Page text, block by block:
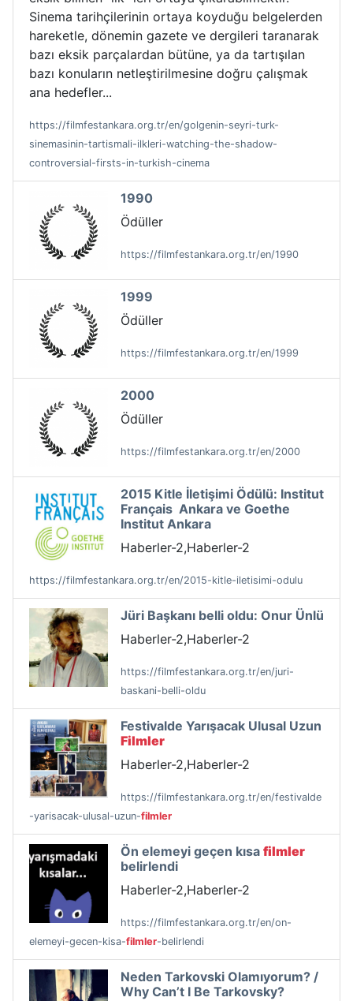
Sinema tarihçilerinin ortaya koyduğu belgelerden
hareketle, dönemin gazete ve dergileri taranarak
bazı eksik parçalardan bütüne, ya da tartışılan
bazı konuların netleştirilmesine doğru çalışmak
ana hedefler...
https://filmfestankara.org.tr/en/golgenin-seyri-turk-
sinemasinin-tartismali-ilkleri-watching-the-shadow-
controversial-firsts-in-turkish-cinema
1990
Ödüller
https://filmfestankara.org.tr/en/1990
1999
Ödüller
https://filmfestankara.org.tr/en/1999
2000
Ödüller
https://filmfestankara.org.tr/en/2000
2015 Kitle İletişimi Ödülü: Institut
Français Ankara ve Goethe
Institut Ankara
Haberler-2,Haberler-2
https://filmfestankara.org.tr/en/2015-kitle-iletisimi-odulu
Jüri Başkanı belli oldu: Onur Ünlü
Haberler-2,Haberler-2
https://filmfestankara.org.tr/en/juri-
baskani-belli-oldu
Festivalde Yarışacak Ulusal Uzun
Filmler
Haberler-2,Haberler-2
https://filmfestankara.org.tr/en/festivalde
-yarisacak-ulusal-uzun-filmler
Ön elemeyi geçen kısa filmler
belirlendi
Haberler-2,Haberler-2
https://filmfestankara.org.tr/en/on-
elemeyi-gecen-kisa-filmler-belirlendi
Neden Tarkovski Olamıyorum? /
Why Can’t I Be Tarkovsky?